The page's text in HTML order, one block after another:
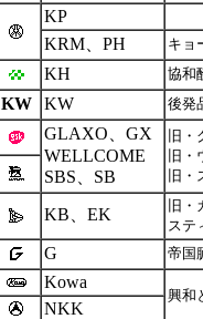
KP
KRM、PH
キョ
KH 協和
KW KW 後発
GLAXO、GX
WELLCOME
SBS、SB
旧・
旧
旧
KB、EK
旧・
ステ
G 帝国
Kowa
興和
NKK